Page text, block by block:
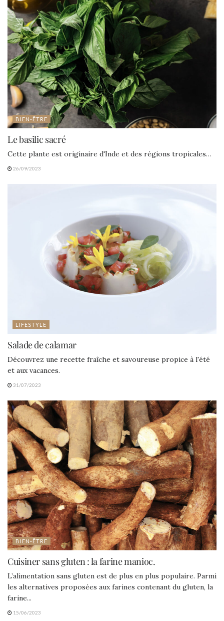
BIEN-ÊTRE
Le basilic sacré
Cette plante est originaire d'Inde et des régions tropicales…
26/09/2023
LIFESTYLE
Salade de calamar
Découvrez une recette fraîche et savoureuse propice à l'été
et aux vacances.
31/07/2023
BIEN-ÊTRE
Cuisiner sans gluten : la farine manioc.
L’alimentation sans gluten est de plus en plus populaire. Parmi
les alternatives proposées aux farines contenant du gluten, la
farine...
15/06/2023